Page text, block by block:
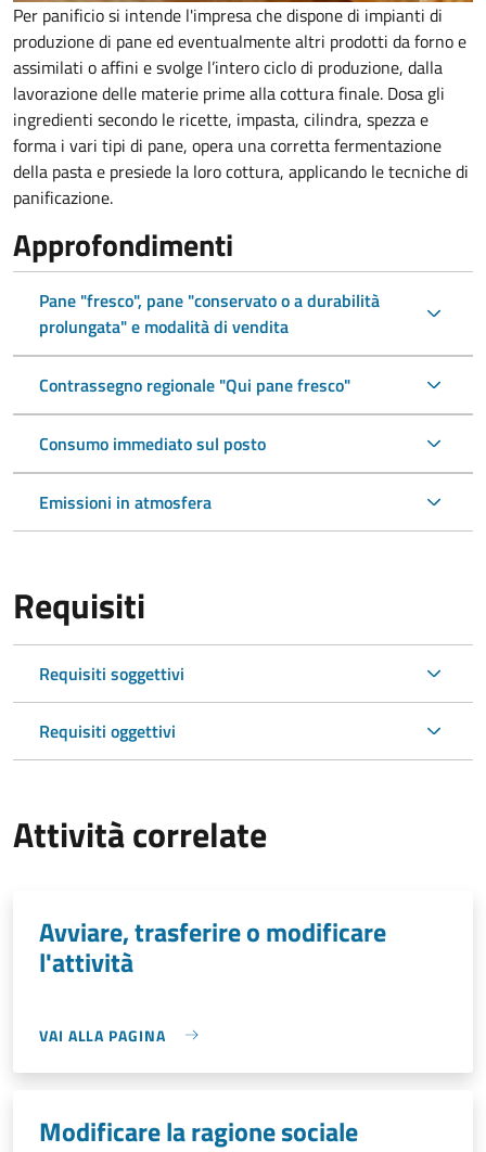
Per panificio si intende l'impresa che dispone di impianti di
produzione di pane ed eventualmente altri prodotti da forno e
assimilati o affini e svolge l’intero ciclo di produzione, dalla
lavorazione delle materie prime alla cottura finale. Dosa gli
ingredienti secondo le ricette, impasta, cilindra, spezza e
forma i vari tipi di pane, opera una corretta fermentazione
della pasta e presiede la loro cottura, applicando le tecniche di
panificazione.
Approfondimenti
Pane "fresco", pane "conservato o a durabilità
prolungata" e modalità di vendita
Contrassegno regionale "Qui pane fresco"
Consumo immediato sul posto
Emissioni in atmosfera
Requisiti
Requisiti soggettivi
Requisiti oggettivi
Attività correlate
Avviare, trasferire o modificare
l'attività
VAI ALLA PAGINA
Modificare la ragione sociale